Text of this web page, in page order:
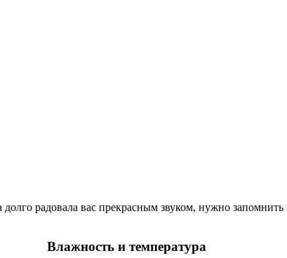
радовала вас прекрасным звуком, нужно
Влажность и температура